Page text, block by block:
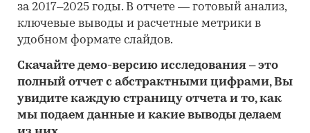
за 2017–2025 годы. В отчете — готовый анализ,
ключевые выводы и расчетные метрики в
удобном формате слайдов.
Скачайте демо-версию исследования – это
полный отчет с абстрактными цифрами, Вы
увидите каждую страницу отчета и то,как
мы подаем данные и какие выводы делаем